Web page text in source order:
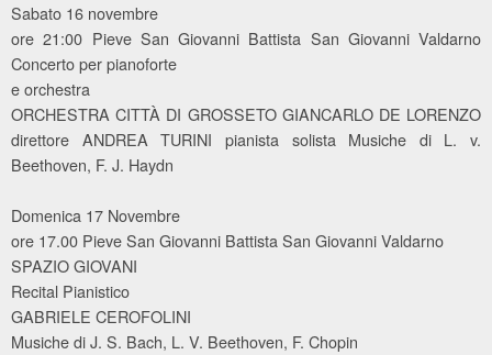
Sabato 16 novembre
ore 21:00 Pieve San Giovanni Battista San Giovanni Valdarno
Concerto per pianoforte
e orchestra
ORCHESTRA CITTÀ DI GROSSETO GIANCARLO DE LORENZO
direttore ANDREA TURINI pianista solista Musiche di L. v.
Beethoven, F. J. Haydn
Domenica 17 Novembre
ore 17.00 Pieve San Giovanni Battista San Giovanni Valdarno
SPAZIO GIOVANI
Recital Pianistico
GABRIELE CEROFOLINI
Musiche di J. S. Bach, L. V. Beethoven, F. Chopin